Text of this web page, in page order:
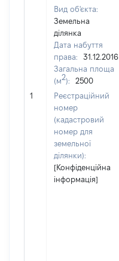
1
Вид об'єкта:
Земельна
ділянка
Дата набуття
права:
31.12.2016
Загальна площа
(м2):
2500
Реєстраційний
номер
(кадастровий
номер для
земельної
ділянки):
[Конфіденційна
інформація]